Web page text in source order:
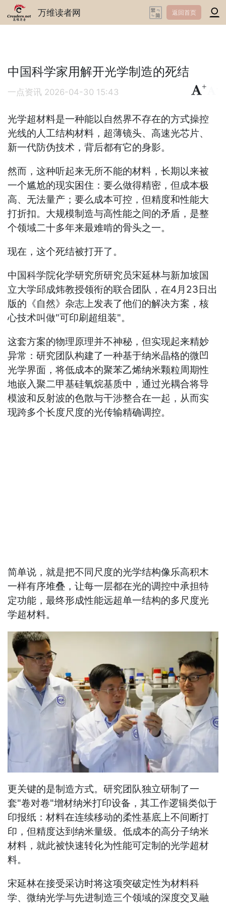
万维读者网 返回首页
中国科学家用解开光学制造的死结
一点资讯 2026-04-30 15:43
+
光学超材料是一种能以自然界不存在的方式操控
光线的人工结构材料，超薄镜头、高速光芯片、
新一代防伪技术，背后都有它的身影。
然而，这种听起来无所不能的材料，长期以来被
一个尴尬的现实困住：要么做得精密，但成本极
高、无法量产；要么成本可控，但精度和性能大
打折扣。大规模制造与高性能之间的矛盾，是整
个领域二十多年来最难啃的骨头之一。
现在，这个死结被打开了。
中国科学院化学研究所研究员宋延林与新加坡国
立大学邱成炜教授领衔的联合团队，在4月23日出
版的《自然》杂志上发表了他们的解决方案，核
心技术叫做"可印刷超组装"。
这套方案的物理原理并不神秘，但实现起来精妙
异常：研究团队构建了一种基于纳米晶格的微凹
光学界面，将低成本的聚苯乙烯纳米颗粒周期性
地嵌入聚二甲基硅氧烷基质中，通过光耦合将导
模波和反射波的色散与干涉整合在一起，从而实
现跨多个长度尺度的光传输精确调控。
简单说，就是把不同尺度的光学结构像乐高积木
一样有序堆叠，让每一层都在光的调控中承担特
定功能，最终形成性能远超单一结构的多尺度光
学超材料。
更关键的是制造方式。研究团队独立研制了一
套"卷对卷"增材纳米打印设备，其工作逻辑类似于
印报纸：材料在连续移动的柔性基底上不间断打
印，但精度达到纳米量级。低成本的高分子纳米
材料，就此被快速转化为性能可定制的光学超材
料。
宋延林在接受采访时将这项突破定性为材料科
学、微纳光学与先进制造三个领域的深度交叉融